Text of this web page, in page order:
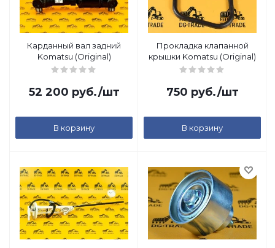
Карданный вал задний
Komatsu (Original)
52 200 руб./шт
В корзину
Прокладка клапанной
крышки Komatsu (Original)
750 руб./шт
В корзину